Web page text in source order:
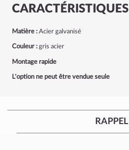
CARACTÉRISTIQUES
Matière : Acier galvanisé
Couleur : gris acier
Montage rapide
L'option ne peut être vendue seule
RAPPEL